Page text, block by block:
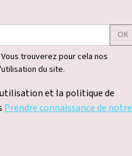
OK
trouverez pour cela nos
du site.
et la politique de
Prendre connaissance de notre